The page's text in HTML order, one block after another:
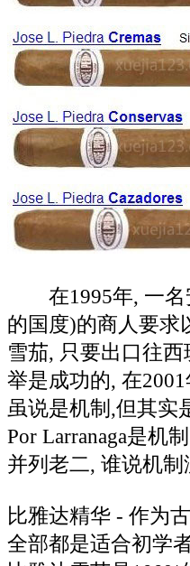
在1995年, 一名
的国度)的商人要求
雪茄, 只要出口往
举是成功的, 在
虽说是机制,但其实
Por Larranaga是机
并列老二, 谁说机制
比雅达精华 - 作为
全部都是适合初学